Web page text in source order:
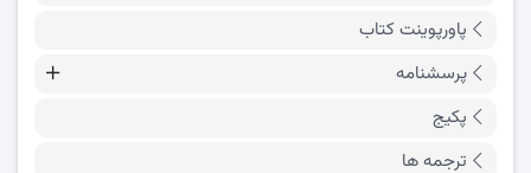
پاورپوینت کتاب
پرسشنامه
پکیج
ترجمه ها